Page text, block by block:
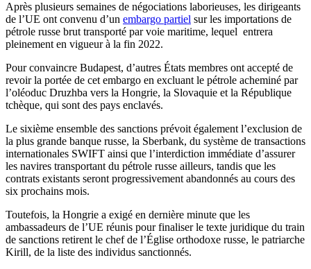
Après plusieurs semaines de négociations laborieuses, les dirigeants
de l’UE ont convenu d’un embargo partiel sur les importations de
pétrole russe brut transporté par voie maritime, lequel entrera
pleinement en vigueur à la fin 2022.
Pour convaincre Budapest, d’autres États membres ont accepté de
revoir la portée de cet embargo en excluant le pétrole acheminé par
l’oléoduc Druzhba vers la Hongrie, la Slovaquie et la République
tchèque, qui sont des pays enclavés.
Le sixième ensemble des sanctions prévoit également l’exclusion de
la plus grande banque russe, la Sberbank, du système de transactions
internationales SWIFT ainsi que l’interdiction immédiate d’assurer
les navires transportant du pétrole russe ailleurs, tandis que les
contrats existants seront progressivement abandonnés au cours des
six prochains mois.
Toutefois, la Hongrie a exigé en dernière minute que les
ambassadeurs de l’UE réunis pour finaliser le texte juridique du train
de sanctions retirent le chef de l’Église orthodoxe russe, le patriarche
Kirill, de la liste des individus sanctionnés.